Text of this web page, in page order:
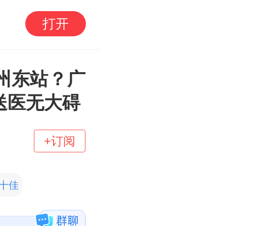
打开
东站？广
医无大碍
+订阅
佳